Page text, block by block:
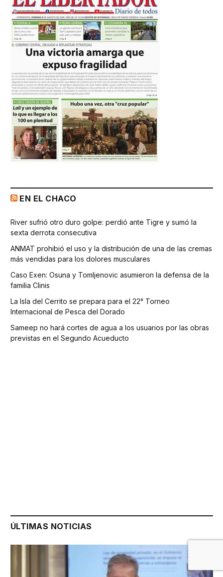
EN EL CHACO
River sufrió otro duro golpe: perdió ante Tigre y sumó la
sexta derrota consecutiva
ANMAT prohibió el uso y la distribución de una de las cremas
más vendidas para los dolores musculares
Caso Exen: Osuna y Tomljenovic asumieron la defensa de la
familia Clinis
La Isla del Cerrito se prepara para el 22° Torneo
Internacional de Pesca del Dorado
Sameep no hará cortes de agua a los usuarios por las obras
previstas en el Segundo Acueducto
ÚLTIMAS NOTICIAS